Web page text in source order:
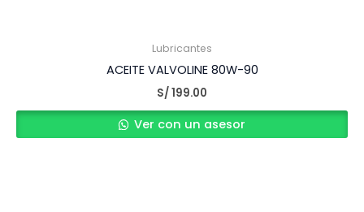
Lubricantes
ACEITE VALVOLINE 80W-90
S/199.00
Ver con un asesor